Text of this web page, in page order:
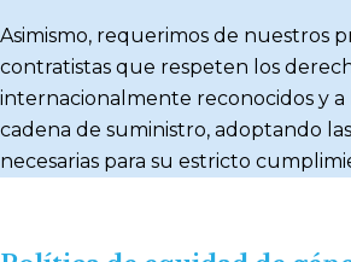
Asimismo, requerimos de nuestros
contratistas que respeten los
internacionalmente reconocidos y a
cadena de suministro, adoptando
necesarias para su estricto